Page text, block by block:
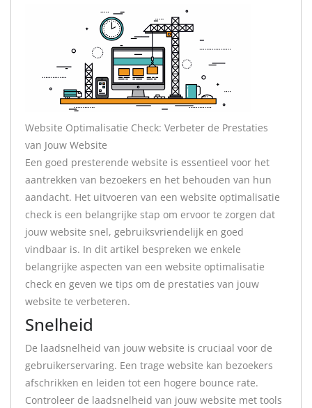
Website Optimalisatie Check: Verbeter de Prestaties
van Jouw Website
Een goed presterende website is essentieel voor het
aantrekken van bezoekers en het behouden van hun
aandacht. Het uitvoeren van een website optimalisatie
check is een belangrijke stap om ervoor te zorgen dat
jouw website snel, gebruiksvriendelijk en goed
vindbaar is. In dit artikel bespreken we enkele
belangrijke aspecten van een website optimalisatie
check en geven we tips om de prestaties van jouw
website te verbeteren.
Snelheid
De laadsnelheid van jouw website is cruciaal voor de
gebruikerservaring. Een trage website kan bezoekers
afschrikken en leiden tot een hogere bounce rate.
Controleer de laadsnelheid van jouw website met tools